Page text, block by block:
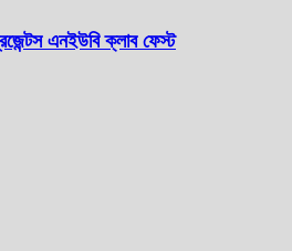
এনইউবি ক্লাব ফেস্ট